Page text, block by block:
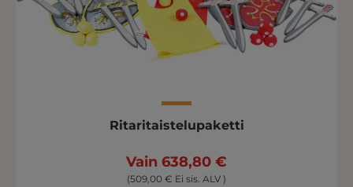
Ritaritaistelupaketti
Vain 638,80 €
(509,00 € Ei sis. ALV )